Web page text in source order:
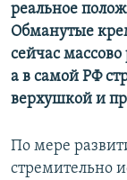
реальное
Обманутые
сейчас
а в самой РФ
верхушкой и
По мере
стремительно